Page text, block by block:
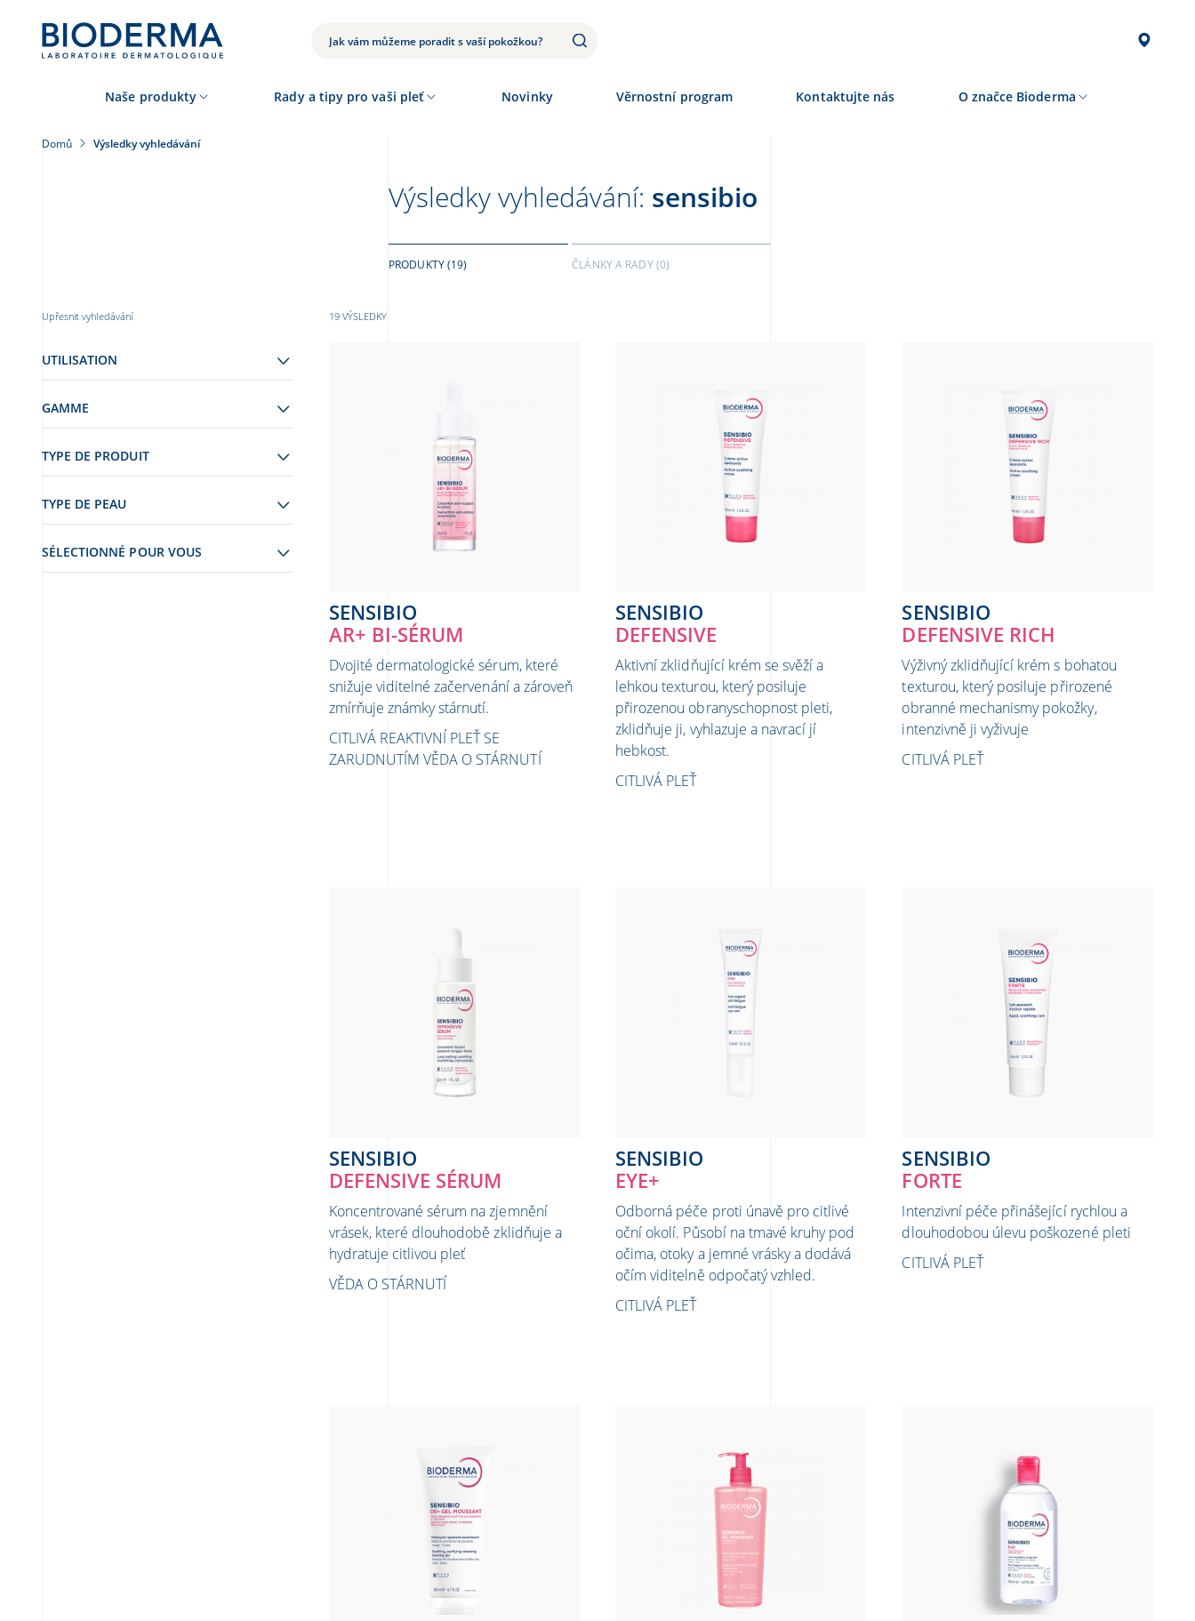
Naše produkty Rady a tipy pro vaši pleť Novinky Věrnostní program Kontaktujte nás O značce Bioderma
Domů Výsledky vyhledávání
Výsledky vyhledávání: sensibio
PRODUKTY(19) ČLÁNKY A RADY(0)
Upřesnit vyhledávání
UTILISATION
GAMME
TYPE DE PRODUIT
TYPE DE PEAU
SÉLECTIONNÉ POUR VOUS
19 VÝSLEDKY
SENSIBIO
AR+ BI-SÉRUM
Dvojité dermatologické sérum, které
snižuje viditelné začervenání a zároveň
zmírňuje známky stárnutí.
CITLIVÁ REAKTIVNÍ PLEŤ SE
ZARUDNUTÍM VĚDA O STÁRNUTÍ
SENSIBIO
DEFENSIVE
Aktivní zklidňující krém se svěží a
lehkou texturou, který posiluje
přirozenou obranyschopnost pleti,
zklidňuje ji, vyhlazuje a navrací jí
hebkost.​
CITLIVÁ PLEŤ
SENSIBIO
DEFENSIVE RICH
Výživný zklidňující krém s bohatou
texturou, který posiluje přirozené
obranné mechanismy pokožky,
intenzivně ji vyživuje
CITLIVÁ PLEŤ
SENSIBIO
DEFENSIVE SÉRUM
Koncentrované sérum na zjemnění
vrásek, které dlouhodobě zklidňuje a
hydratuje citlivou pleť
VĚDA O STÁRNUTÍ
SENSIBIO
EYE+
Odborná péče proti únavě pro citlivé
oční okolí. Působí na tmavé kruhy pod
očima, otoky a jemné vrásky a dodává
očím viditelně odpočatý vzhled.
CITLIVÁ PLEŤ
SENSIBIO
FORTE
Intenzivní péče přinášející rychlou a
dlouhodobou úlevu poškozené pleti
CITLIVÁ PLEŤ